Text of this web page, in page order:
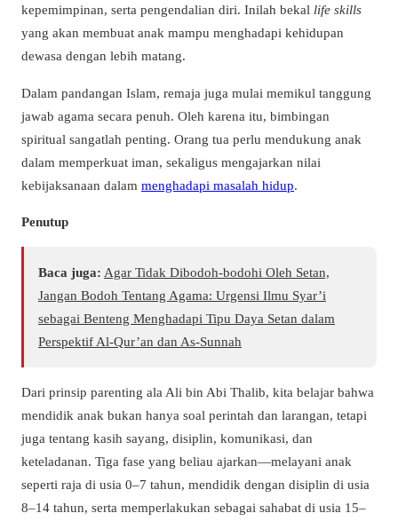
kepemimpinan, serta pengendalian diri. Inilah bekal life skills
yang akan membuat anak mampu menghadapi kehidupan
dewasa dengan lebih matang.
Dalam pandangan Islam, remaja juga mulai memikul tanggung
jawab agama secara penuh. Oleh karena itu, bimbingan
spiritual sangatlah penting. Orang tua perlu mendukung anak
dalam memperkuat iman, sekaligus mengajarkan nilai
kebijaksanaan dalam menghadapi masalah hidup.
Penutup
Baca juga: Agar Tidak Dibodoh-bodohi Oleh Setan,
Jangan Bodoh Tentang Agama: Urgensi Ilmu Syar’i
sebagai Benteng Menghadapi Tipu Daya Setan dalam
Perspektif Al-Qur’an dan As-Sunnah
Dari prinsip parenting ala Ali bin Abi Thalib, kita belajar bahwa
mendidik anak bukan hanya soal perintah dan larangan, tetapi
juga tentang kasih sayang, disiplin, komunikasi, dan
keteladanan. Tiga fase yang beliau ajarkan—melayani anak
seperti raja di usia 0–7 tahun, mendidik dengan disiplin di usia
8–14 tahun, serta memperlakukan sebagai sahabat di usia 15–